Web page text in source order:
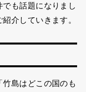
も話題になりまし
介していきます。
島はどこの国のも